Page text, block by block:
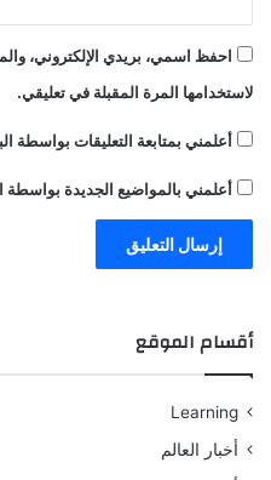
احفظ اسمي، بريدي الإلكتروني،
لاستخدامها المرة المقبلة في تعليقي.
أعلمني بمتابعة التعليقات بواسطة
أعلمني بالمواضيع الجديدة بواسطة
أقسام الموقع
Learning
أخبار العالم